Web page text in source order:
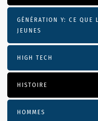
GÉNÉRATION Y: CE QUE
JEUNES
HIGH TECH
HISTOIRE
HOMMES